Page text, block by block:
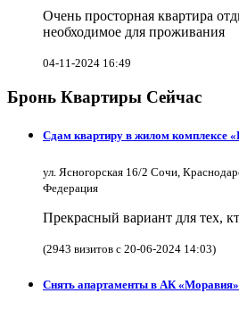
Очень просторная квартира
необходимое для проживания
04-11-2024 16:49
Бронь Квартиры Сейчас
Сдам квартиру в жилом комплексе
ул. Ясногорская 16/2 Сочи,
Федерация
Прекрасный вариант для тех,
(2943 визитов с 20-06-2024 14:03)
Снять апартаменты в АК